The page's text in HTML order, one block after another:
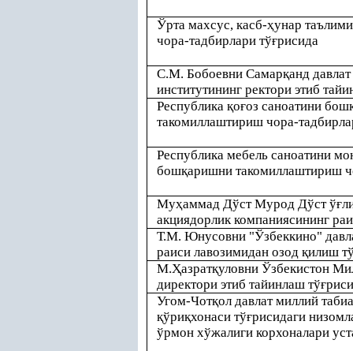
Ўрта махсус, касб-ҳунар
чора-тадбирлари тўғрисида
С.М. Бобоевни Самарқанд
институтининг ректори этиб
Республика қоғоз саноатини бош
такомиллаштириш чора-
Республика мебель саноатини
бошқаришни такомиллаштириш
Муҳаммад Дўст Мурод Дўст ўғ
акциядорлик компаниясининг
Т.М. Юнусовни "Ўзбеккино"
раиси лавозимидан озод қилиш
М.Ҳазратқуловни Ўзбекистон
директори этиб тайинлаш тўғ
Угом-Чотқол давлат миллий
қўриқхонаси тўғрисидаги
ўрмон хўжалиги корхоналари